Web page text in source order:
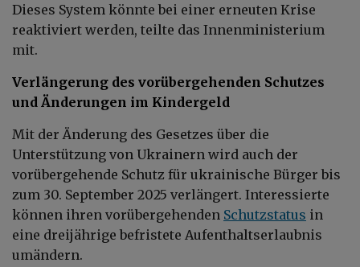
Dieses System könnte bei einer erneuten Krise
reaktiviert werden, teilte das Innenministerium
mit.
Verlängerung des vorübergehenden Schutzes
und Änderungen im Kindergeld
Mit der Änderung des Gesetzes über die
Unterstützung von Ukrainern wird auch der
vorübergehende Schutz für ukrainische Bürger bis
zum 30. September 2025 verlängert. Interessierte
können ihren vorübergehenden Schutzstatus in
eine dreijährige befristete Aufenthaltserlaubnis
umändern.